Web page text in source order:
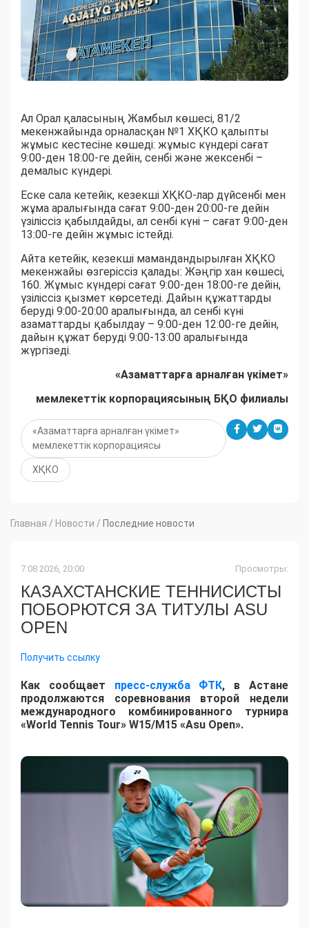
Ал Орал қаласының Жамбыл көшесі, 81/2
мекенжайында орналасқан №1 ХҚКО қалыпты
жұмыс кестесіне көшеді: жұмыс күндері сағат
9:00-ден 18:00-ге дейін, сенбі және жексенбі –
демалыс күндері.
Еске сала кетейік, кезекші ХҚКО-лар дүйсенбі мен
жұма аралығында сағат 9:00-ден 20:00-ге дейін
үзіліссіз қабылдайды, ал сенбі күні – сағат 9:00-ден
13:00-ге дейін жұмыс істейді.
Айта кетейік, кезекші мамандандырылған ХҚКО
мекенжайы өзгеріссіз қалады: Жәңгір хан көшесі,
160. Жұмыс күндері сағат 9:00-ден 18:00-ге дейін,
үзіліссіз қызмет көрсетеді. Дайын құжаттарды
беруді 9:00-20:00 аралығында, ал сенбі күні
азаматтарды қабылдау – 9:00-ден 12:00-ге дейін,
дайын құжат беруді 9:00-13:00 аралығында
жүргізеді.
«Азаматтарға арналған үкімет»
мемлекеттік корпорациясының БҚО филиалы
«Азаматтарға арналған үкімет»
мемлекеттік корпорациясы
ХҚКО
Главная / Новости / Последние новости
7.08.2026, 20:00 Просмотры:
КАЗАХСТАНСКИЕ ТЕННИСИСТЫ
ПОБОРЮТСЯ ЗА ТИТУЛЫ ASU
OPEN
Получить ссылку
Как сообщает пресс-служба ФТК, в Астане
продолжаются соревнования второй недели
международного комбинированного турнира
«World Tennis Tour» W15/M15 «Asu Open».